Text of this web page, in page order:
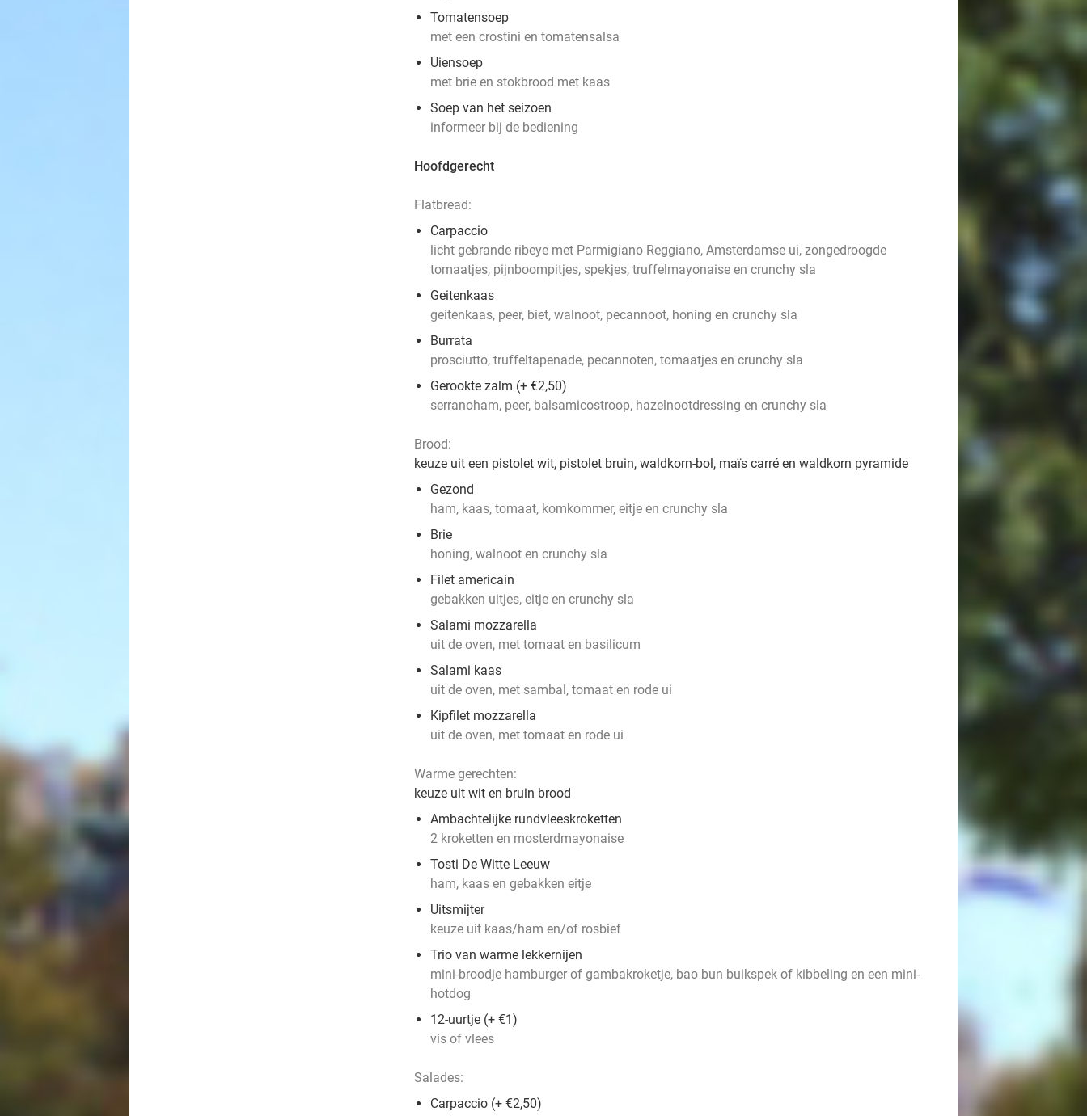
Tomatensoep
met een crostini en tomatensalsa
Uiensoep
met brie en stokbrood met kaas
Soep van het seizoen
informeer bij de bediening
Hoofdgerecht
Flatbread:
Carpaccio
licht gebrande ribeye met Parmigiano Reggiano, Amsterdamse ui, zongedroogde
tomaatjes, pijnboompitjes, spekjes, truffelmayonaise en crunchy sla
Geitenkaas
geitenkaas, peer, biet, walnoot, pecannoot, honing en crunchy sla
Burrata
prosciutto, truffeltapenade, pecannoten, tomaatjes en crunchy sla
Gerookte zalm (+ €2,50)
serranoham, peer, balsamicostroop, hazelnootdressing en crunchy sla
Brood:
keuze uit een pistolet wit, pistolet bruin, waldkorn-bol, maïs carré en waldkorn pyramide
Gezond
ham, kaas, tomaat, komkommer, eitje en crunchy sla
Brie
honing, walnoot en crunchy sla
Filet americain
gebakken uitjes, eitje en crunchy sla
Salami mozzarella
uit de oven, met tomaat en basilicum
Salami kaas
uit de oven, met sambal, tomaat en rode ui
Kipfilet mozzarella
uit de oven, met tomaat en rode ui
Warme gerechten:
keuze uit wit en bruin brood
Ambachtelijke rundvleeskroketten
2 kroketten en mosterdmayonaise
Tosti De Witte Leeuw
ham, kaas en gebakken eitje
Uitsmijter
keuze uit kaas/ham en/of rosbief
Trio van warme lekkernijen
mini-broodje hamburger of gambakroketje, bao bun buikspek of kibbeling en een mini-
hotdog
12-uurtje (+ €1)
vis of vlees
Salades:
Carpaccio (+ €2,50)